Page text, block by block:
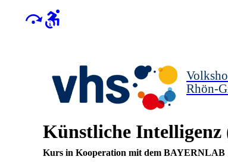
Rhön-
Künstliche Intelligenz
Kurs in Kooperation mit dem BAYERNLAB